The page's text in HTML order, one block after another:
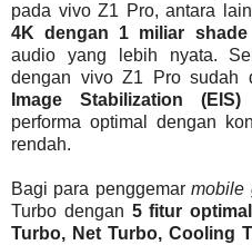
pada vivo Z1 Pro, antara
4K dengan 1 miliar shade
audio yang lebih nyata.
dengan vivo Z1 Pro sudah
Image Stabilization (EIS)
performa optimal dengan
rendah.
Bagi para penggemarmobile
Turbo dengan 5 fitur
Turbo, Net Turbo, Cooling